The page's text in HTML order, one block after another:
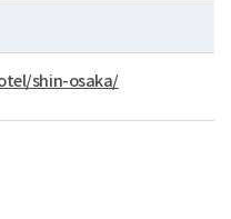
shin-osaka/